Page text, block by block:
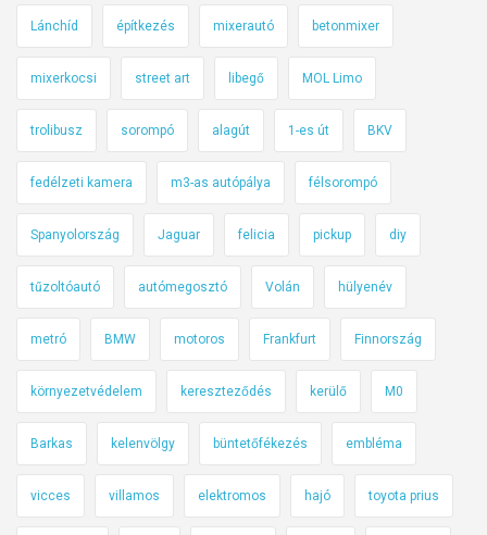
e
é
b
e
l
ő
v
i
n
y
u
Lánchíd építkezés mixerautó betonmixer
mixerkocsi street art libegő MOL Limo
trolibusz sorompó alagút 1-es út BKV
fedélzeti kamera m3-as autópálya félsorompó
Spanyolország Jaguar felicia pickup diy
tűzoltóautó autómegosztó Volán hülyenév
metró BMW motoros Frankfurt Finnország
környezetvédelem kereszteződés kerülő M0
Barkas kelenvölgy büntetőfékezés embléma
vicces villamos elektromos hajó toyota prius